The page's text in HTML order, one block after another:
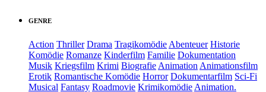
GENRE
Action Thriller Drama Tragikomödie Abenteuer Historie
Komödie Romanze Kinderfilm Familie Dokumentation
Musik Kriegsfilm Krimi Biografie Animation Animationsfilm
Erotik Romantische Komödie Horror Dokumentarfilm Sci-Fi
Musical Fantasy Roadmovie Krimikomödie Animation.